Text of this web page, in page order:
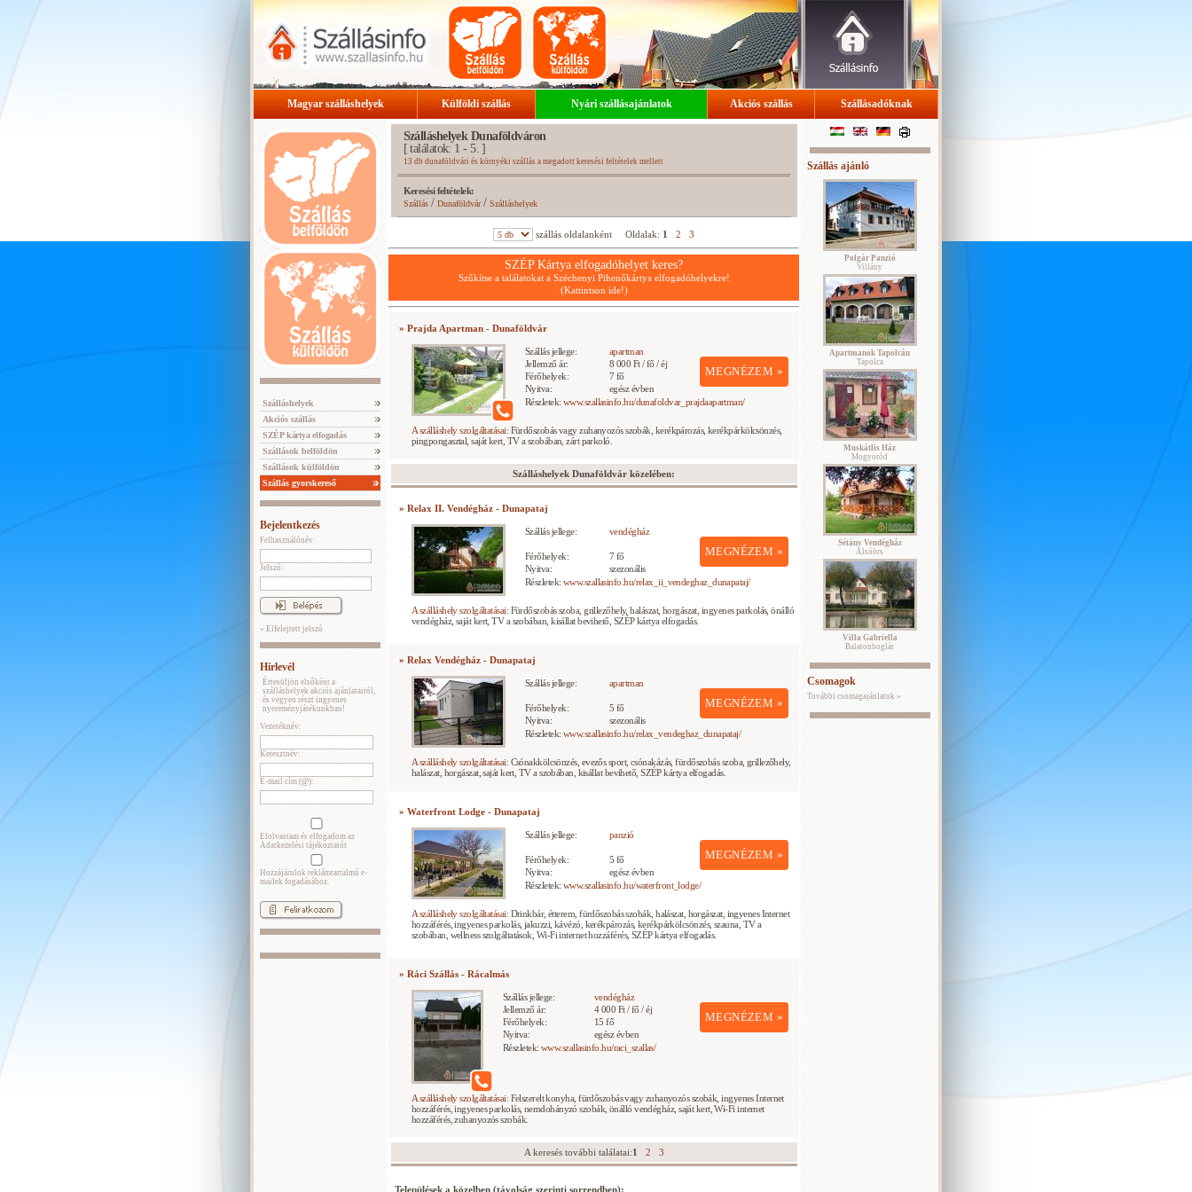
Magyar szálláshelyek Külföldi szállás Nyári szállásajánlatok Akciós szállás Szállásadóknak
Szálláshelyek
Akciós szállás
SZÉP kártya elfogadás
Szállások belföldön
Szállások külföldön
Szállás gyorskereső
Bejelentkezés
Felhasználónév:
Jelszó:
» Elfelejtett jelszó
Hírlevél
Értesüljön elsőként a
szálláshelyek akciós ajánlatairól,
és vegyen részt ingyenes
nyereményjátékunkban!
Vezetéknév:
Keresztnév:
E-mail cím (@):
Elolvastam és elfogadom az
Adatkezelési tájékoztatót
Hozzájárulok reklámtartalmú e-
mailek fogadásához.
Szálláshelyek Dunaföldváron
[ találatok: 1 - 5. ]
13 db dunaföldvári és környéki szállás a megadott keresési feltételek mellett
Keresési feltételek:
Szállás/ Dunaföldvár/Szálláshelyek
szállás oldalanként Oldalak: 1 2 3
SZÉP Kártya elfogadóhelyet keres?
Szűkítse a találatokat a Széchenyi Pihenőkártya elfogadóhelyekre!
(Kattintson ide!)
» Prajda Apartman - Dunaföldvár
Szállás jellege: apartman
MEGNÉZEM »
Jellemző ár:
8 000 Ft / fő / éj
Férőhelyek:
7 fő
Nyitva:
egész évben
Részletek: www.szallasinfo.hu/dunafoldvar_prajdaapartman/
A szálláshely szolgáltatásai: Fürdőszobás vagy zuhanyozós szobák, kerékpározás, kerékpárkölcsönzés,
pingpongasztal, saját kert, TV a szobában, zárt parkoló.
Szálláshelyek Dunaföldvár közelében:
» Relax II. Vendégház - Dunapataj
Szállás jellege: vendégház
MEGNÉZEM »
Férőhelyek:
7 fő
Nyitva:
szezonális
Részletek: www.szallasinfo.hu/relax_ii_vendeghaz_dunapataj/
A szálláshely szolgáltatásai: Fürdőszobás szoba, grillezőhely, halászat, horgászat, ingyenes parkolás, önálló
vendégház, saját kert, TV a szobában, kisállat bevihető, SZÉP kártya elfogadás.
» Relax Vendégház - Dunapataj
Szállás jellege: apartman
MEGNÉZEM »
Férőhelyek:
5 fő
Nyitva:
szezonális
Részletek: www.szallasinfo.hu/relax_vendeghaz_dunapataj/
A szálláshely szolgáltatásai: Csónakkölcsönzés, evezős sport, csónakázás, fürdőszobás szoba, grillezőhely,
halászat, horgászat, saját kert, TV a szobában, kisállat bevihető, SZÉP kártya elfogadás.
» Waterfront Lodge - Dunapataj
Szállás jellege: panzió
MEGNÉZEM »
Férőhelyek:
5 fő
Nyitva:
egész évben
Részletek: www.szallasinfo.hu/waterfront_lodge/
A szálláshely szolgáltatásai: Drinkbár, étterem, fürdőszobás szobák, halászat, horgászat, ingyenes Internet
hozzáférés, ingyenes parkolás, jakuzzi, kávézó, kerékpározás, kerékpárkölcsönzés, szauna, TV a
szobában, wellness szolgáltatások, Wi-Fi internet hozzáférés, SZÉP kártya elfogadás.
» Ráci Szállás - Rácalmás
Szállás jellege: vendégház
MEGNÉZEM »
Jellemző ár:
4 000 Ft / fő / éj
Férőhelyek:
15 fő
Nyitva:
egész évben
Részletek: www.szallasinfo.hu/raci_szallas/
A szálláshely szolgáltatásai: Felszerelt konyha, fürdőszobás vagy zuhanyozós szobák, ingyenes Internet
hozzáférés, ingyenes parkolás, nemdohányzó szobák, önálló vendégház, saját kert, Wi-Fi internet
hozzáférés, zuhanyozós szobák.
A keresés további találatai:1 2 3
Települések a közelben (távolság szerinti sorrendben):
Szállás ajánló
Polgár Panzió
Villány
Apartmanok Tapolcán
Tapolca
Muskátlis Ház
Mogyoród
Sétány Vendégház
Alsóörs
Villa Gabriella
Balatonboglár
Csomagok
További csomagajánlatok »